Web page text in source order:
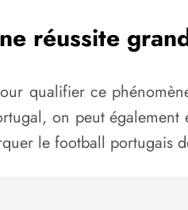
réussite
qualifier ce
on peut
le football portugais